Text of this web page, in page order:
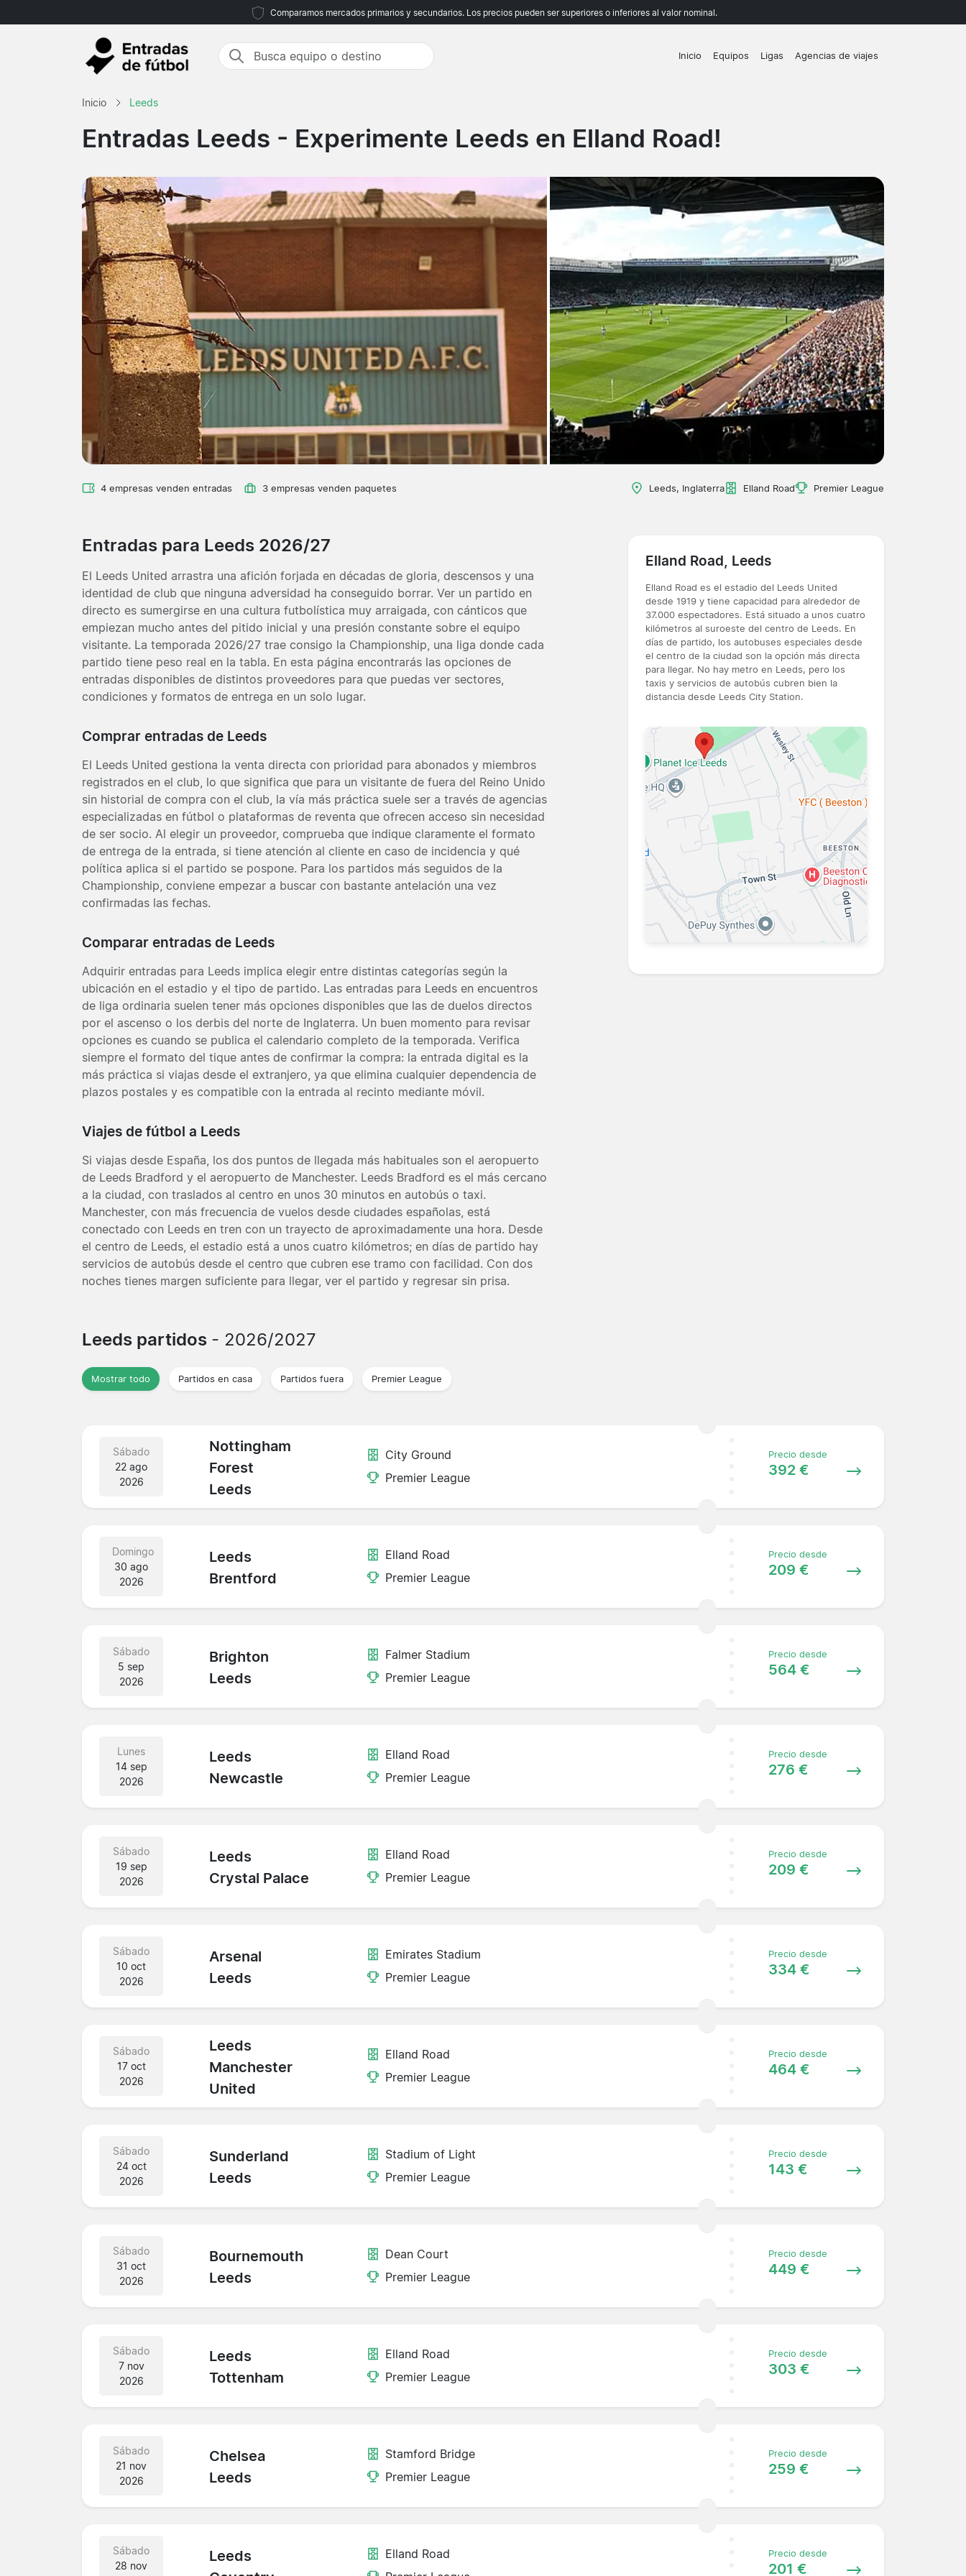
Comparamos mercados primarios y secundarios. Los precios pueden ser superiores o inferiores al valor nominal.
Inicio Equipos Ligas Agencias de viajes
Inicio Leeds
Entradas Leeds - Experimente Leeds en Elland Road!
4 empresas venden entradas 3 empresas venden paquetes Leeds, Inglaterra Elland Road Premier League
Entradas para Leeds 2026/27
El Leeds United arrastra una afición forjada en décadas de gloria, descensos y una
identidad de club que ninguna adversidad ha conseguido borrar. Ver un partido en
directo es sumergirse en una cultura futbolística muy arraigada, con cánticos que
empiezan mucho antes del pitido inicial y una presión constante sobre el equipo
visitante. La temporada 2026/27 trae consigo la Championship, una liga donde cada
partido tiene peso real en la tabla. En esta página encontrarás las opciones de
entradas disponibles de distintos proveedores para que puedas ver sectores,
condiciones y formatos de entrega en un solo lugar.
Comprar entradas de Leeds
El Leeds United gestiona la venta directa con prioridad para abonados y miembros
registrados en el club, lo que significa que para un visitante de fuera del Reino Unido
sin historial de compra con el club, la vía más práctica suele ser a través de agencias
especializadas en fútbol o plataformas de reventa que ofrecen acceso sin necesidad
de ser socio. Al elegir un proveedor, comprueba que indique claramente el formato
de entrega de la entrada, si tiene atención al cliente en caso de incidencia y qué
política aplica si el partido se pospone. Para los partidos más seguidos de la
Championship, conviene empezar a buscar con bastante antelación una vez
confirmadas las fechas.
Comparar entradas de Leeds
Adquirir entradas para Leeds implica elegir entre distintas categorías según la
ubicación en el estadio y el tipo de partido. Las entradas para Leeds en encuentros
de liga ordinaria suelen tener más opciones disponibles que las de duelos directos
por el ascenso o los derbis del norte de Inglaterra. Un buen momento para revisar
opciones es cuando se publica el calendario completo de la temporada. Verifica
siempre el formato del tique antes de confirmar la compra: la entrada digital es la
más práctica si viajas desde el extranjero, ya que elimina cualquier dependencia de
plazos postales y es compatible con la entrada al recinto mediante móvil.
Viajes de fútbol a Leeds
Si viajas desde España, los dos puntos de llegada más habituales son el aeropuerto
de Leeds Bradford y el aeropuerto de Manchester. Leeds Bradford es el más cercano
a la ciudad, con traslados al centro en unos 30 minutos en autobús o taxi.
Manchester, con más frecuencia de vuelos desde ciudades españolas, está
conectado con Leeds en tren con un trayecto de aproximadamente una hora. Desde
el centro de Leeds, el estadio está a unos cuatro kilómetros; en días de partido hay
servicios de autobús desde el centro que cubren ese tramo con facilidad. Con dos
noches tienes margen suficiente para llegar, ver el partido y regresar sin prisa.
Elland Road, Leeds
Elland Road es el estadio del Leeds United
desde 1919 y tiene capacidad para alrededor de
37.000 espectadores. Está situado a unos cuatro
kilómetros al suroeste del centro de Leeds. En
días de partido, los autobuses especiales desde
el centro de la ciudad son la opción más directa
para llegar. No hay metro en Leeds, pero los
taxis y servicios de autobús cubren bien la
distancia desde Leeds City Station.
Leeds partidos - 2026/2027
Mostrar todo Partidos en casa Partidos fuera Premier League
Sábado
22 ago
2026
Nottingham
Forest
Leeds
City Ground
Premier League
Precio desde
392 €
Domingo
30 ago
2026
Leeds
Brentford
Elland Road
Premier League
Precio desde
209 €
Sábado
5 sep
2026
Brighton
Leeds
Falmer Stadium
Premier League
Precio desde
564 €
Lunes
14 sep
2026
Leeds
Newcastle
Elland Road
Premier League
Precio desde
276 €
Sábado
19 sep
2026
Leeds
Crystal Palace
Elland Road
Premier League
Precio desde
209 €
Sábado
10 oct
2026
Arsenal
Leeds
Emirates Stadium
Premier League
Precio desde
334 €
Sábado
17 oct
2026
Leeds
Manchester
United
Elland Road
Premier League
Precio desde
464 €
Sábado
24 oct
2026
Sunderland
Leeds
Stadium of Light
Premier League
Precio desde
143 €
Sábado
31 oct
2026
Bournemouth
Leeds
Dean Court
Premier League
Precio desde
449 €
Sábado
7 nov
2026
Leeds
Tottenham
Elland Road
Premier League
Precio desde
303 €
Sábado
21 nov
2026
Chelsea
Leeds
Stamford Bridge
Premier League
Precio desde
259 €
Sábado
28 nov
Leeds
Elland Road
Precio desde
201 €